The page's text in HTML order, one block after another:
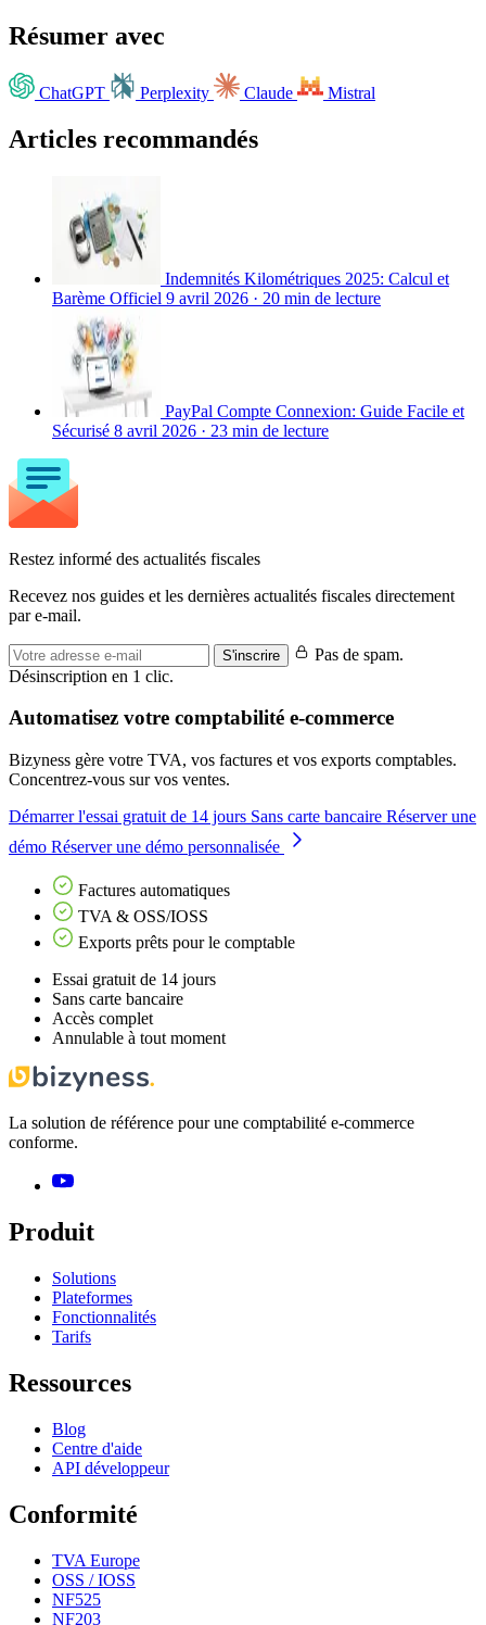
Résumer avec
ChatGPT Perplexity Claude Mistral
Articles recommandés
Indemnités Kilométriques 2025: Calcul et
Barème Officiel 9 avril 2026 · 20 min de lecture
PayPal Compte Connexion: Guide Facile et
Sécurisé 8 avril 2026 · 23 min de lecture
Restez informé des actualités fiscales
Recevez nos guides et les dernières actualités fiscales directement
par e-mail.
S'inscrire
Pas de spam.
Désinscription en 1 clic.
Automatisez votre comptabilité e-commerce
Bizyness gère votre TVA, vos factures et vos exports comptables.
Concentrez-vous sur vos ventes.
Démarrer l'essai gratuit de 14 jours Sans carte bancaire Réserver une
démo Réserver une démo personnalisée
Factures automatiques
TVA & OSS/IOSS
Exports prêts pour le comptable
Essai gratuit de 14 jours
Sans carte bancaire
Accès complet
Annulable à tout moment
La solution de référence pour une comptabilité e-commerce
conforme.
Produit
Solutions
Plateformes
Fonctionnalités
Tarifs
Ressources
Blog
Centre d'aide
API développeur
Conformité
TVA Europe
OSS / IOSS
NF525
NF203